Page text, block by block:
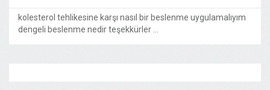
kolesterol tehlikesine karşı nasıl bir beslenme uygulamalıyım
dengeli beslenme nedir teşekkürler ...